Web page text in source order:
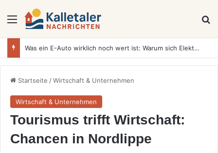
Menü
Was ein E-Auto wirklich noch wert ist: Warum sich Elektrofahrzeuge bei der Wertermittlung anders verhalten als Verbrenner
Startseite /Wirtschaft & Unternehmen
Wirtschaft & Unternehmen
Tourismus trifft Wirtschaft:
Chancen in Nordlippe